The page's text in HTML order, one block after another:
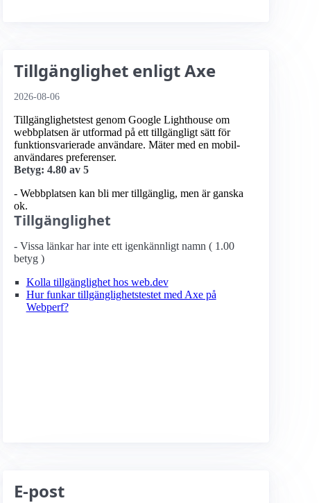
Tillgänglighet enligt Axe
2026-08-06
Tillgänglighetstest genom Google Lighthouse om
webbplatsen är utformad på ett tillgängligt sätt för
funktionsvarierade användare. Mäter med en mobil­
användares preferenser.
Betyg: 4.80 av 5
- Webbplatsen kan bli mer tillgänglig, men är ganska
ok.
Tillgänglighet
- Vissa länkar har inte ett igenkännligt namn ( 1.00
betyg )
Kolla tillgänglighet hos web.dev
Hur funkar tillgänglighetstestet med Axe på
Webperf?
E-post